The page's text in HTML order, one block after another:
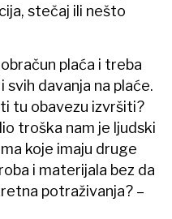
stečaj ili nešto
plaća i treba
i svih davanja na plaće.
tu obavezu izvršiti?
troška nam je ljudski
koje imaju druge
i materijala bez da
potraživanja? –